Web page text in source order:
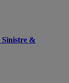
Sinistre &